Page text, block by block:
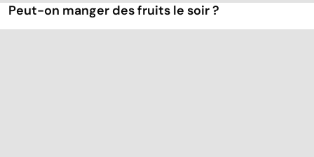
Peut-on manger des fruits le soir ?